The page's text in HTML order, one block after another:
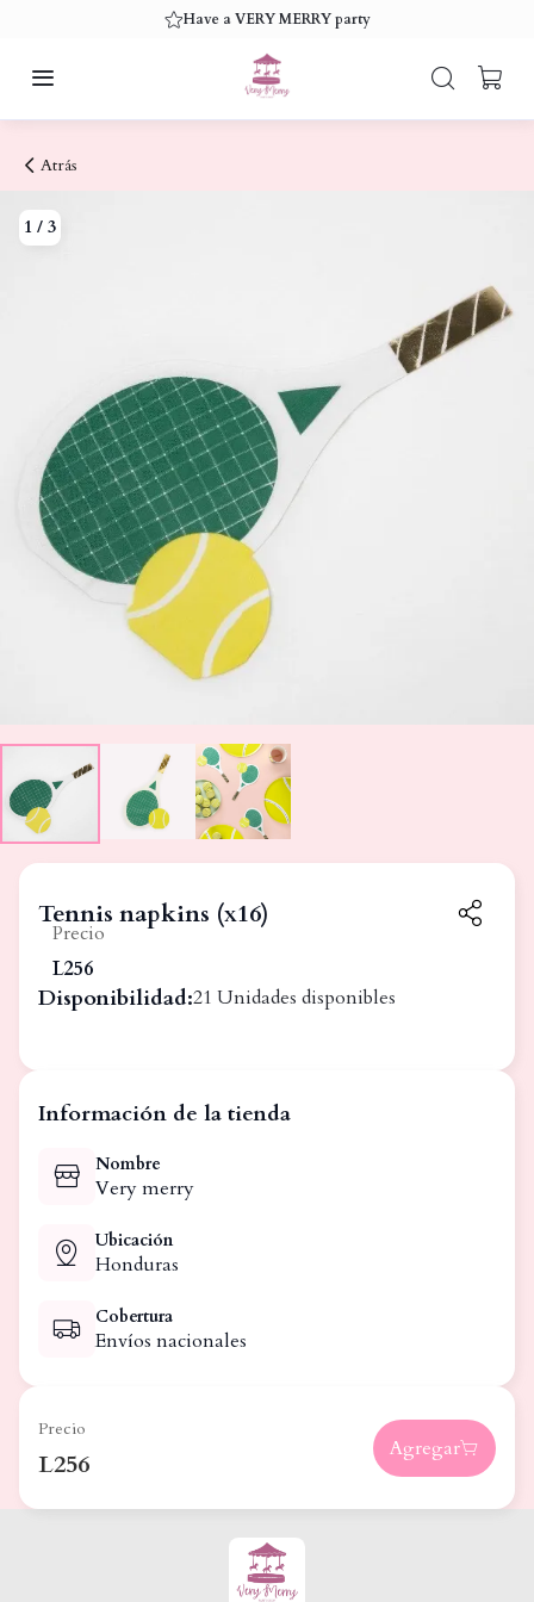
Have a VERY MERRY party
Atrás
1 / 3
Tennis napkins (x16)
Precio
L256
Disponibilidad:21 Unidades disponibles
Información de la tienda
Nombre
Very merry
Ubicación
Honduras
Cobertura
Envíos nacionales
Precio
L256
Agregar